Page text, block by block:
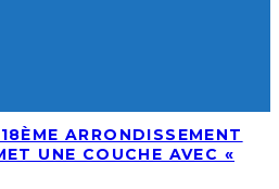
ARRONDISSEMENT
UNE COUCHE AVEC «